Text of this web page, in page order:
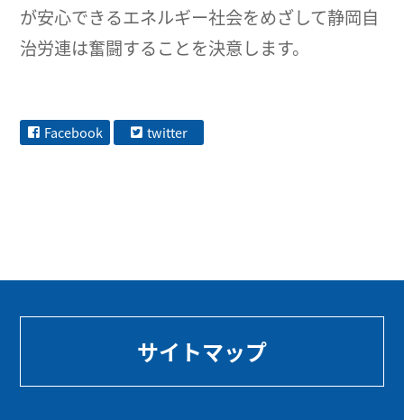
が安心できるエネルギー社会をめざして静岡自
治労連は奮闘することを決意します。
Facebook twitter
サイトマップ